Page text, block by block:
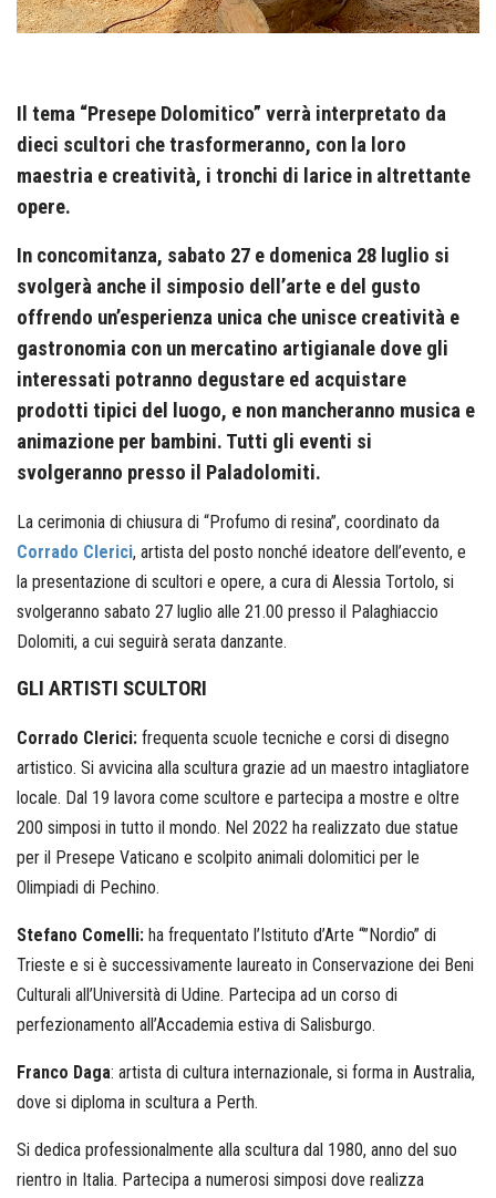
Il tema “Presepe Dolomitico” verrà interpretato da
dieci scultori che trasformeranno, con la loro
maestria e creatività, i tronchi di larice in altrettante
opere.
In concomitanza, sabato 27 e domenica 28 luglio si
svolgerà anche il simposio dell’arte e del gusto
offrendo un’esperienza unica che unisce creatività e
gastronomia con un mercatino artigianale dove gli
interessati potranno degustare ed acquistare
prodotti tipici del luogo, e non mancheranno musica e
animazione per bambini. Tutti gli eventi si
svolgeranno presso il Paladolomiti.
La cerimonia di chiusura di “Profumo di resina”, coordinato da
Corrado Clerici, artista del posto nonché ideatore dell’evento, e
la presentazione di scultori e opere, a cura di Alessia Tortolo, si
svolgeranno sabato 27 luglio alle 21.00 presso il Palaghiaccio
Dolomiti, a cui seguirà serata danzante.
GLI ARTISTI SCULTORI
Corrado Clerici: frequenta scuole tecniche e corsi di disegno
artistico. Si avvicina alla scultura grazie ad un maestro intagliatore
locale. Dal 19 lavora come scultore e partecipa a mostre e oltre
200 simposi in tutto il mondo. Nel 2022 ha realizzato due statue
per il Presepe Vaticano e scolpito animali dolomitici per le
Olimpiadi di Pechino.
Stefano Comelli: ha frequentato l’Istituto d’Arte “”Nordio” di
Trieste e si è successivamente laureato in Conservazione dei Beni
Culturali all’Università di Udine. Partecipa ad un corso di
perfezionamento all’Accademia estiva di Salisburgo.
Franco Daga: artista di cultura internazionale, si forma in Australia,
dove si diploma in scultura a Perth.
Si dedica professionalmente alla scultura dal 1980, anno del suo
rientro in Italia. Partecipa a numerosi simposi dove realizza